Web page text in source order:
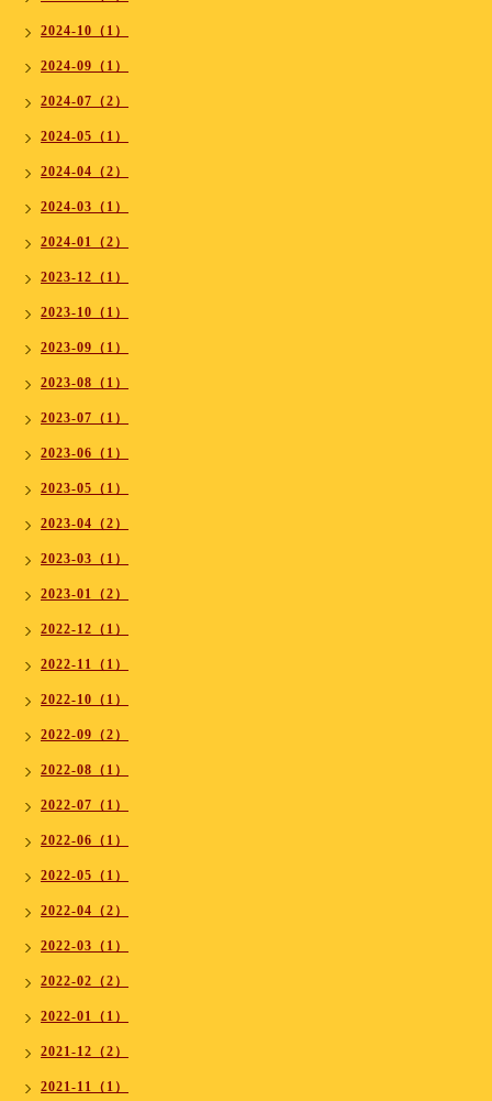
2024-10（1）
2024-09（1）
2024-07（2）
2024-05（1）
2024-04（2）
2024-03（1）
2024-01（2）
2023-12（1）
2023-10（1）
2023-09（1）
2023-08（1）
2023-07（1）
2023-06（1）
2023-05（1）
2023-04（2）
2023-03（1）
2023-01（2）
2022-12（1）
2022-11（1）
2022-10（1）
2022-09（2）
2022-08（1）
2022-07（1）
2022-06（1）
2022-05（1）
2022-04（2）
2022-03（1）
2022-02（2）
2022-01（1）
2021-12（2）
2021-11（1）